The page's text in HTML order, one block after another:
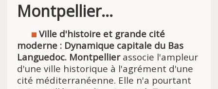
Montpellier...
Ville d'histoire et grande cité
moderne : Dynamique capitale du Bas
Languedoc. Montpellier associe l'ampleur
d'une ville historique à l'agrément d'une
cité méditerranéenne. Elle n'a pourtant